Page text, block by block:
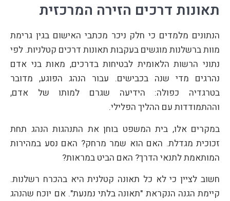
תאונות דרכים הזירה המרכזית
הנתונים מלמדים כי חלק ניכר מכתבי האישום בגין גרימת
מוות ברשלנות מוגשים בעקבות תאונות דרכים קטלניות. לפי
נתוני הרשות הלאומית לבטיחות בדרכים, מאות בני אדם
נהרגים מדי שנה בכבישים. עבור הנהג הפוגע, מדובר
בטרגדיה כפולה: הידיעה שגרם למותו של אדם,
וההתמודדות עם ההליך הפלילי.
במקרים אלו, בית המשפט בוחן את התנהגות הנהג תחת
זכוכית מגדלת. האם הוא שמר מרחק? האם נסע במהירות
המותאמת לתנאי הדרך? האם הביט במראות?
חשוב לציין כי לא כל תאונה קטלנית היא בהכרח רשלנות.
קיימת הגנה הנקראת "תאונה בלתי נמנעת". אם יוכח שהנהג